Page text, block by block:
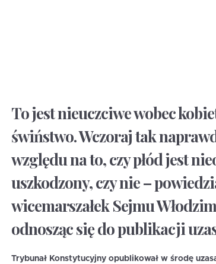
To jest nieuczciwe wobec
świństwo. Wczoraj tak
względu na to, czy płód jest
uszkodzony, czy nie –
wicemarszałek Sejmu
odnosząc się do publikacji
Trybunał Konstytucyjny opublikował w środę